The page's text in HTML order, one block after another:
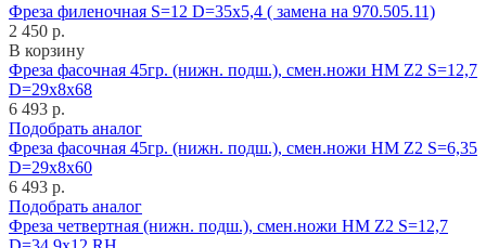
Фреза филеночная S=12 D=35x5,4 ( замена на 970.505.11)
2 450 р.
В корзину
Фреза фасочная 45гр. (нижн. подш.), смен.ножи HM Z2 S=12,7
D=29x8x68
6 493 р.
Подобрать аналог
Фреза фасочная 45гр. (нижн. подш.), смен.ножи HM Z2 S=6,35
D=29x8x60
6 493 р.
Подобрать аналог
Фреза четвертная (нижн. подш.), смен.ножи HM Z2 S=12,7